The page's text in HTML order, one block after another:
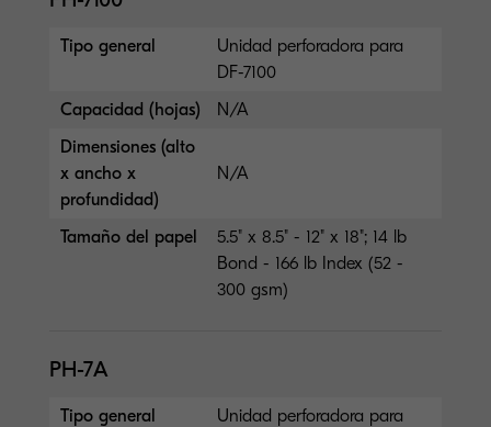
Tipo general
Unidad perforadora para
DF-7100
Capacidad (hojas)
N/A
Dimensiones (alto
x ancho x
profundidad)
N/A
Tamaño del papel
5.5" x 8.5" - 12" x 18"; 14 lb
Bond - 166 lb Index (52 -
300 gsm)
PH-7A
Tipo general
Unidad perforadora para